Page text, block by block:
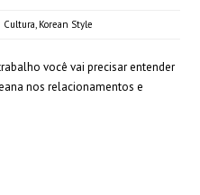
Cultura, Korean Style
você vai precisar entender
nos relacionamentos e